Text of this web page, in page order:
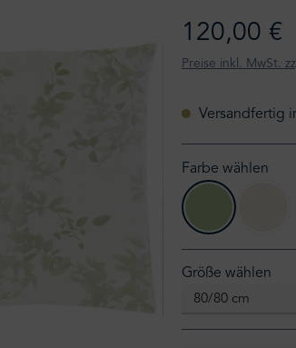
120,00 €
Preise inkl. MwSt.
Versandfertig
Farbe wählen
leaves 054
Größe wählen